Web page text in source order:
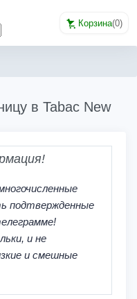
Корзина(0)
в Tabac New
подтвержденные
и не
и смешные